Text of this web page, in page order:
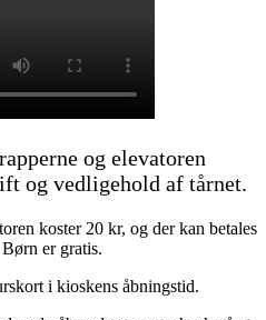
og elevatoren
og vedligehold af tårnet.
koster 20 kr, og der kan betales
er gratis.
i kioskens åbningstid.